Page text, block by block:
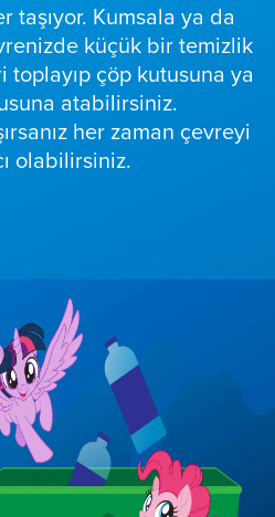
taşıyor. Kumsala ya da
küçük bir temizlik
çöp kutusuna ya
atabilirsiniz.
her zaman çevreyi
olabilirsiniz.